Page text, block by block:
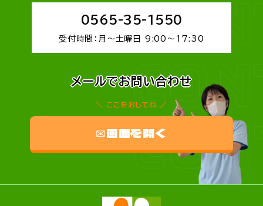
0565-35-1550
受付時間：月～土曜日 9:00～17:30
メールでお問い合わせ
ここをおしてね
✉画面を開く